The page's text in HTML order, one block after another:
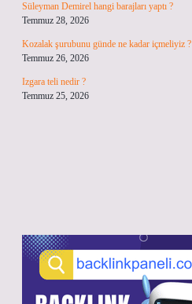
Süleyman Demirel hangi barajları yaptı ?
Temmuz 28, 2026
Kozalak şurubunu günde ne kadar içmeliyiz ?
Temmuz 26, 2026
Izgara teli nedir ?
Temmuz 25, 2026